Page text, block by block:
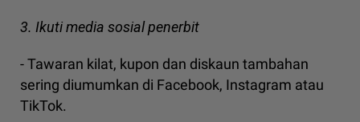
3. Ikuti media sosial penerbit
- Tawaran kilat, kupon dan diskaun tambahan
sering diumumkan di Facebook, Instagram atau
TikTok.